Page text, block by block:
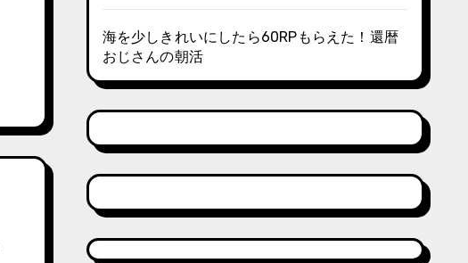
海を少しきれいにしたら60RPもらえた！還暦
おじさんの朝活